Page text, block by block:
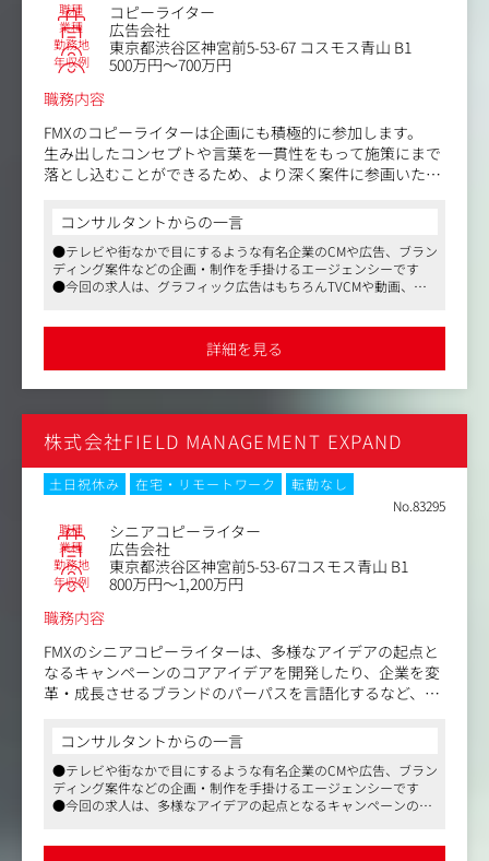
・外部制作会社へのディレクション及び、クリエイティブ
管理
・社内関係各セクションとの折衝、連絡、リレーションシ
ップ向上・維持
・既存クライアント、新規クライアント競合などに向けた
プレゼンテーションの構築、プレゼンテーションへの参
加 など
＜想定クライアントについて＞
業、大学・教育関連、商業施設、不動産など
＜同ポジションの魅力＞
業種、業界を問わず幅広い分野のクライアントに向き合
い、コンセプト開発や戦略などブランドの根幹をつくるこ
で、幅広い領域の仕事に、深く関わることができます。
職種 コピーライター
業種 広告会社
勤務地 東京都渋谷区神宮前5-53-67 コスモス青山 B1
年収例
500万円～700万円
職務内容
FMXのコピーライターは企画にも積極的に参加します。
生み出したコンセプトや言葉を一貫性をもって施策にまで
落とし込むことができるため、より深く案件に参画いただ
またFMXのコピーライターはCMのコンテも切ります。
文字だけでなく、ダイナミックに活躍いただくことが特徴
です。
●屋外広告や動画サムネイルといったグラフィック表現の
●TVCMを含むフィルムの企画・スクリプト制作 など
【所属組織について】
クリエイティブ部門では案件ごとに最適なチームを編成し
て向き合います。
アイデアファーストの精神で、年齢や立場に関係なく積極
的に意見を交換し合うカルチャーが根付いており、新人で
も積極的に案件にjoinするなど、年功序列という概念があ
りません。
部署間の壁もなく、混ざり合って集中的に課題に向き合い
ますので意思決定が速く、納得行くまでクオリティの磨き
込みに時間をかける点も特徴です。
コンサルタントからの一言
●テレビや街なかで目にするような有名企業のCMや広告、ブラン
ディング案件などの企画・制作を手掛けるエージェンシーです
●今回の求人は、グラフィック広告はもちろんTVCMや動画、デ
●同社には複数職種でマスメディアン経由でのご入社実績があり
詳細を見る
株式会社FIELD MANAGEMENT EXPAND
土日祝休み 在宅・リモートワーク
転勤なし
No.83295
職種 シニアコピーライター
業種 広告会社
勤務地 東京都渋谷区神宮前5-53-67コスモス青山 B1
年収例
800万円～1,200万円
職務内容
FMXのシニアコピーライターは、多様なアイデアの起点と
なるキャンペーンのコアアイデアを開発したり、企業を変
革・成長させるブランドのパーパスを言語化するなど、よ
ブランドと向き合い、チームを率いてCD的に立ち回るな
ど、言葉のプロとして活動いただきます。
具体的には
コンサルタントからの一言
●テレビや街なかで目にするような有名企業のCMや広告、ブラン
ディング案件などの企画・制作を手掛けるエージェンシーです
●今回の求人は、多様なアイデアの起点となるキャンペーンのコ